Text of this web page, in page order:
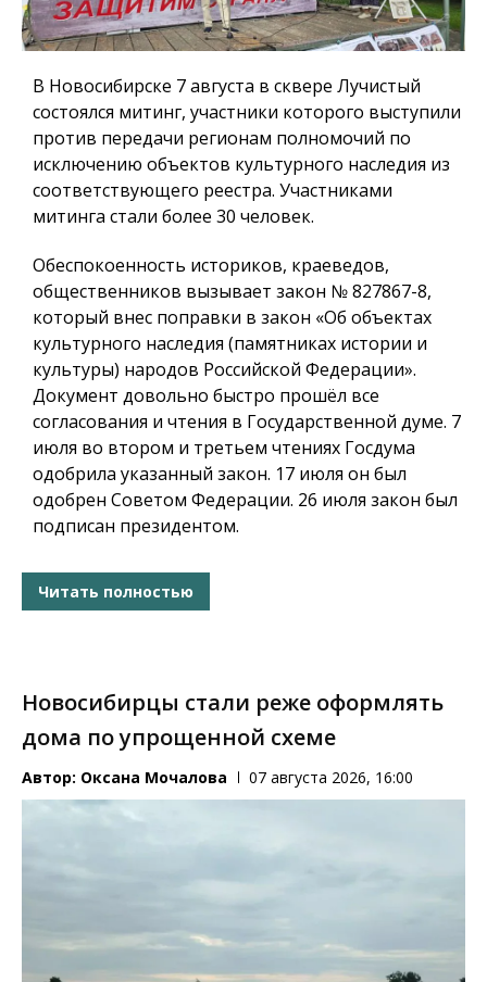
В Новосибирске 7 августа в сквере Лучистый
состоялся митинг, участники которого выступили
против передачи регионам полномочий по
исключению объектов культурного наследия из
соответствующего реестра. Участниками
митинга стали более 30 человек.
Обеспокоенность историков, краеведов,
общественников вызывает закон № 827867-8,
который внес поправки в закон «Об объектах
культурного наследия (памятниках истории и
культуры) народов Российской Федерации».
Документ довольно быстро прошёл все
согласования и чтения в Государственной думе. 7
июля во втором и третьем чтениях Госдума
одобрила указанный закон. 17 июля он был
одобрен Советом Федерации. 26 июля закон был
подписан президентом.
Читать полностью
Новосибирцы стали реже оформлять
дома по упрощенной схеме
Автор: Оксана Мочалова 07 августа 2026, 16:00